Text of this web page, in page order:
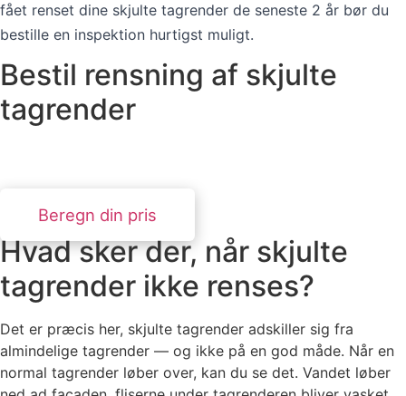
fået renset dine skjulte tagrender de seneste 2 år bør du
bestille en inspektion hurtigst muligt.
Bestil rensning af skjulte
tagrender
Beregn din pris
Hvad sker der, når skjulte
tagrender ikke renses?
Det er præcis her, skjulte tagrender adskiller sig fra
almindelige tagrender — og ikke på en god måde. Når en
normal tagrender løber over, kan du se det. Vandet løber